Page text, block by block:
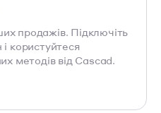
продажів. Підключіть
користуйтеся
методів від Cascad.